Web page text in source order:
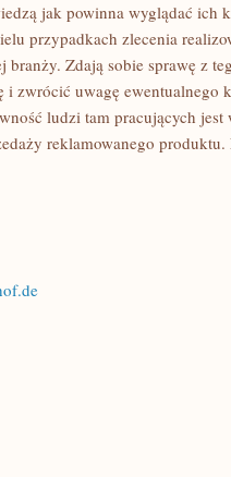
jak powinna wyglądać ich
przypadkach zlecenia
Zdają sobie sprawę z
zwrócić uwagę ewentualnego
ludzi tam pracujących
reklamowanego